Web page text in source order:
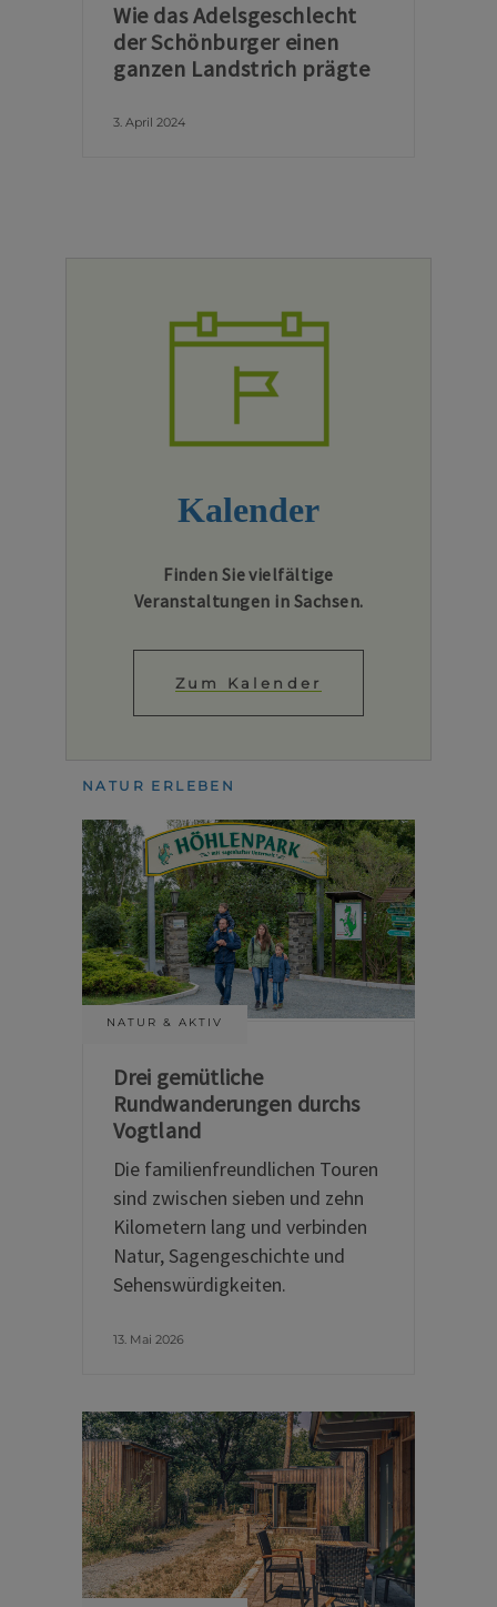
Wie das Adelsgeschlecht
der Schönburger einen
ganzen Landstrich prägte
3. April 2024
Kalender
Finden Sie vielfältige
Veranstaltungen in Sachsen.
Zum Kalender
NATUR ERLEBEN
NATUR & AKTIV
Drei gemütliche
Rundwanderungen durchs
Vogtland
Die familienfreundlichen Touren
sind zwischen sieben und zehn
Kilometern lang und verbinden
Natur, Sagengeschichte und
Sehenswürdigkeiten.
13. Mai 2026